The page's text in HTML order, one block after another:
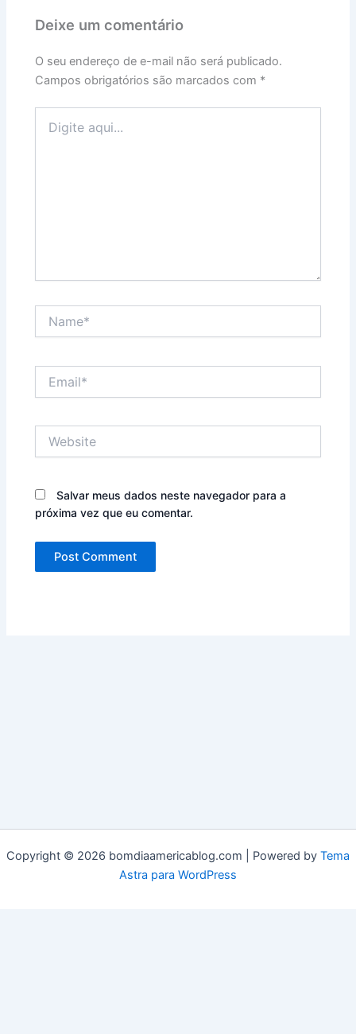
Deixe um comentário
O seu endereço de e-mail não será publicado.
Campos obrigatórios são marcados com *
aqui...
Salvar meus dados neste navegador para a
próxima vez que eu comentar.
Copyright © 2026 bomdiaamericablog.com | Powered by Tema
Astra para WordPress